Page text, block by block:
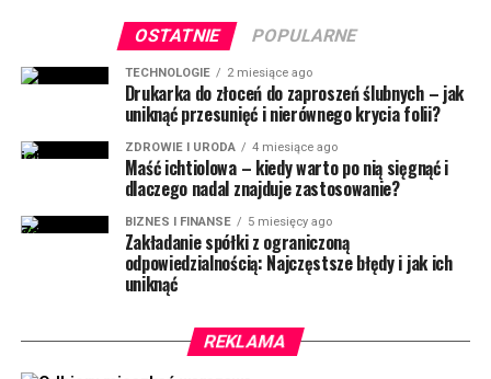
OSTATNIE POPULARNE
TECHNOLOGIE 2 miesiące ago
Drukarka do złoceń do zaproszeń ślubnych – jak
uniknąć przesunięć i nierównego krycia folii?
ZDROWIE I URODA 4 miesiące ago
Maść ichtiolowa – kiedy warto po nią sięgnąć i
dlaczego nadal znajduje zastosowanie?
BIZNES I FINANSE 5 miesięcy ago
Zakładanie spółki z ograniczoną
odpowiedzialnością: Najczęstsze błędy i jak ich
uniknąć
REKLAMA